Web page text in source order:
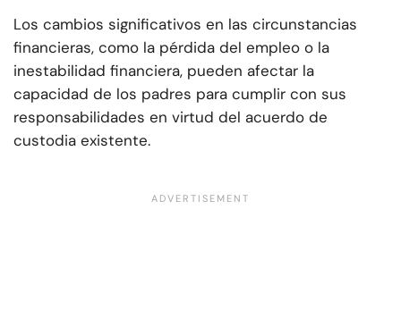
Los cambios significativos en las circunstancias
financieras, como la pérdida del empleo o la
inestabilidad financiera, pueden afectar la
capacidad de los padres para cumplir con sus
responsabilidades en virtud del acuerdo de
custodia existente.